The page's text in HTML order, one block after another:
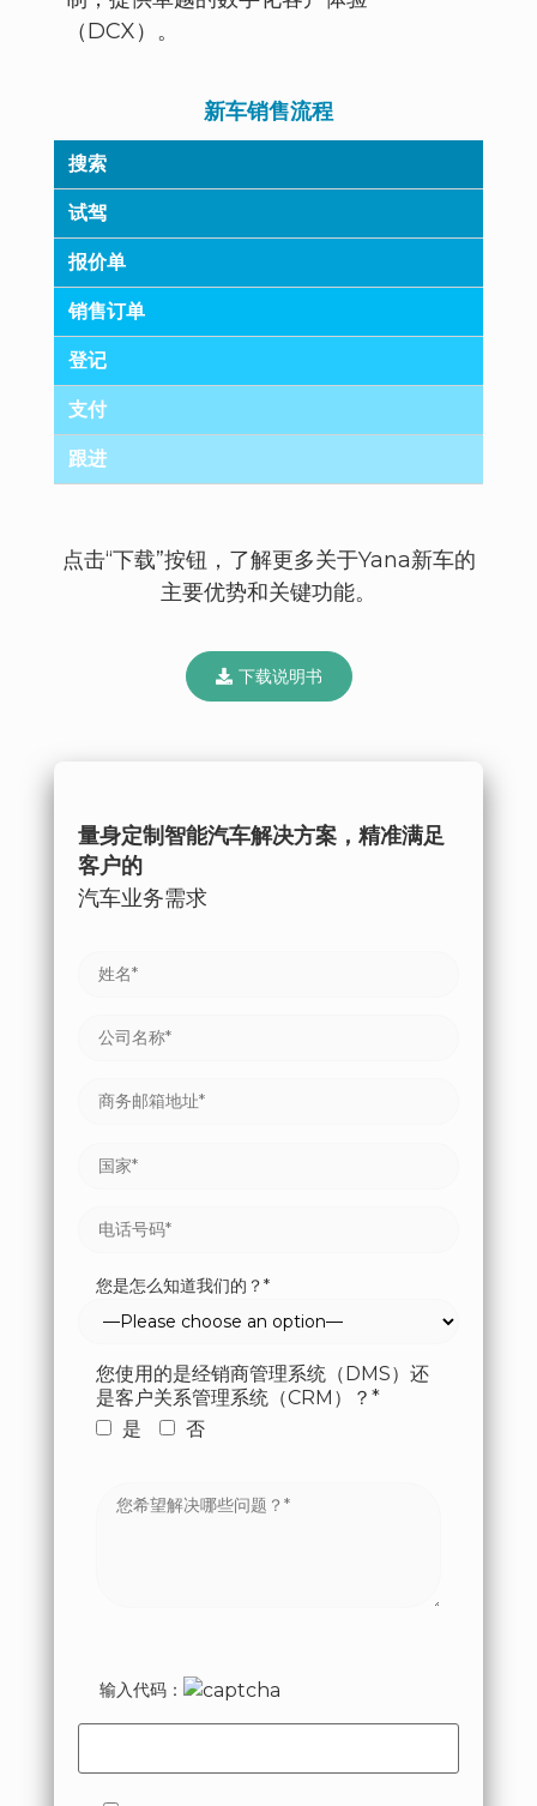
（DCX）。
新车销售流程
搜索
试驾
报价单
销售订单
登记
支付
跟进
点击“下载”按钮，了解更多关于Yana新车的
主要优势和关键功能。
下载说明书
量身定制智能汽车解决方案，精准满足
客户的
汽车业务需求
您是怎么知道我们的？*
您使用的是经销商管理系统（DMS）还
是客户关系管理系统（CRM）？*
是
否
输入代码：